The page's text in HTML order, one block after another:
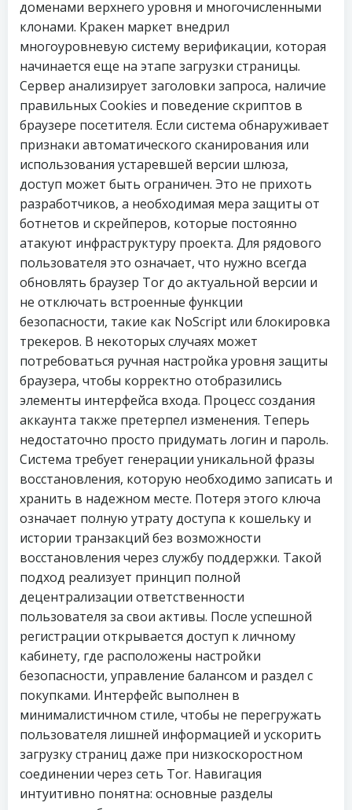
доменами верхнего уровня и многочисленными
клонами. Кракен маркет внедрил
многоуровневую систему верификации, которая
начинается еще на этапе загрузки страницы.
Сервер анализирует заголовки запроса, наличие
правильных Cookies и поведение скриптов в
браузере посетителя. Если система обнаруживает
признаки автоматического сканирования или
использования устаревшей версии шлюза,
доступ может быть ограничен. Это не прихоть
разработчиков, а необходимая мера защиты от
ботнетов и скрейперов, которые постоянно
атакуют инфраструктуру проекта. Для рядового
пользователя это означает, что нужно всегда
обновлять браузер Tor до актуальной версии и
не отключать встроенные функции
безопасности, такие как NoScript или блокировка
трекеров. В некоторых случаях может
потребоваться ручная настройка уровня защиты
браузера, чтобы корректно отобразились
элементы интерфейса входа. Процесс создания
аккаунта также претерпел изменения. Теперь
недостаточно просто придумать логин и пароль.
Система требует генерации уникальной фразы
восстановления, которую необходимо записать и
хранить в надежном месте. Потеря этого ключа
означает полную утрату доступа к кошельку и
истории транзакций без возможности
восстановления через службу поддержки. Такой
подход реализует принцип полной
децентрализации ответственности
пользователя за свои активы. После успешной
регистрации открывается доступ к личному
кабинету, где расположены настройки
безопасности, управление балансом и раздел с
покупками. Интерфейс выполнен в
минималистичном стиле, чтобы не перегружать
пользователя лишней информацией и ускорить
загрузку страниц даже при низкоскоростном
соединении через сеть Tor. Навигация
интуитивно понятна: основные разделы